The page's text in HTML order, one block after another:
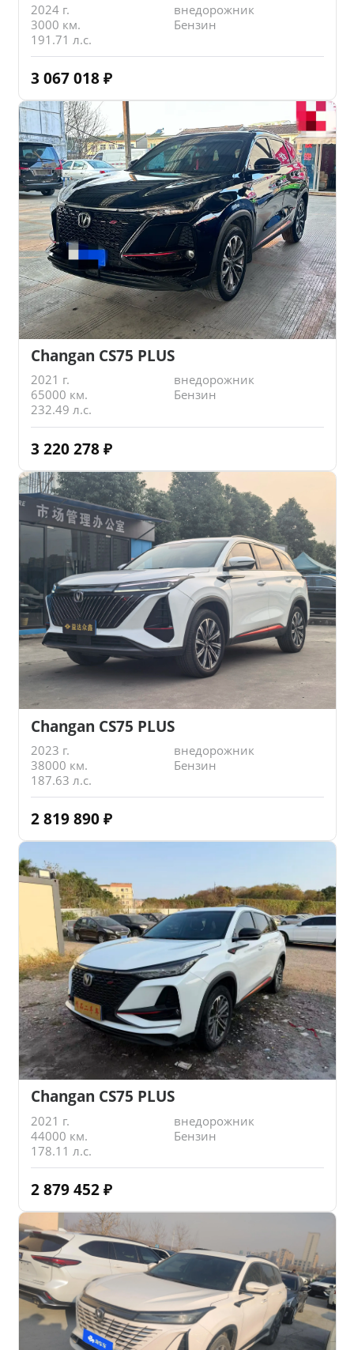
2024 г.
внедорожник
3000 км.
Бензин
191.71 л.с.
3 067 018 ₽
Changan CS75 PLUS
2021 г.
внедорожник
65000 км.
Бензин
232.49 л.с.
3 220 278 ₽
Changan CS75 PLUS
2023 г.
внедорожник
38000 км.
Бензин
187.63 л.с.
2 819 890 ₽
Changan CS75 PLUS
2021 г.
внедорожник
44000 км.
Бензин
178.11 л.с.
2 879 452 ₽